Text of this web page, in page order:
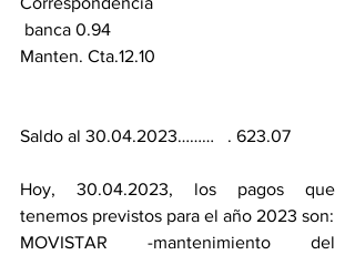
banca 0.94
Manten. Cta.12.10
Saldo al 30.04.2023………   . 623.07
Hoy, 30.04.2023, los pagos que
tenemos previstos para el año 2023 son:
MOVISTAR -mantenimiento del